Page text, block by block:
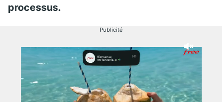
processus.
Publicité